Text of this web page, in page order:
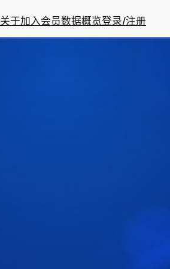
关于加入会员数据概览登录/注册